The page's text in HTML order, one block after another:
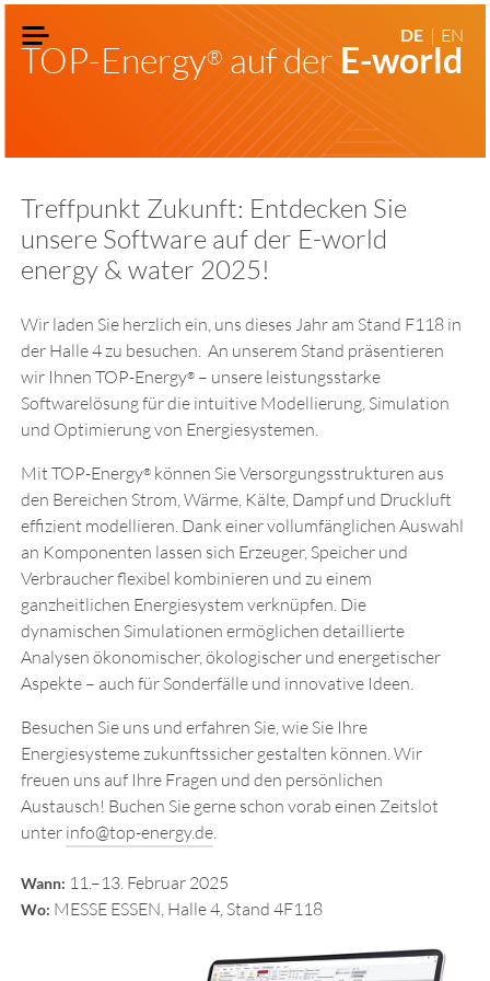
DE EN
TOP-Energy® auf derE-world
Treffpunkt Zukunft: Entdecken Sie
unsere Software auf der E-world
energy & water 2025!
Wir laden Sie herzlich ein, uns dieses Jahr am Stand F118 in
der Halle 4 zu besuchen. An unserem Stand präsentieren
wir Ihnen TOP-Energy® – unsere leistungsstarke
Softwarelösung für die intuitive Modellierung, Simulation
und Optimierung von Energiesystemen.
Mit TOP-Energy® können Sie Versorgungsstrukturen aus
den Bereichen Strom, Wärme, Kälte, Dampf und Druckluft
effizient modellieren. Dank einer vollumfänglichen Auswahl
an Komponenten lassen sich Erzeuger, Speicher und
Verbraucher flexibel kombinieren und zu einem
ganzheitlichen Energiesystem verknüpfen. Die
dynamischen Simulationen ermöglichen detaillierte
Analysen ökonomischer, ökologischer und energetischer
Aspekte – auch für Sonderfälle und innovative Ideen.
Besuchen Sie uns und erfahren Sie, wie Sie Ihre
Energiesysteme zukunftssicher gestalten können. Wir
freuen uns auf Ihre Fragen und den persönlichen
Austausch! Buchen Sie gerne schon vorab einen Zeitslot
unter info@top-energy.de.
Wann: 11.–13. Februar 2025
Wo: MESSE ESSEN, Halle 4, Stand 4F118